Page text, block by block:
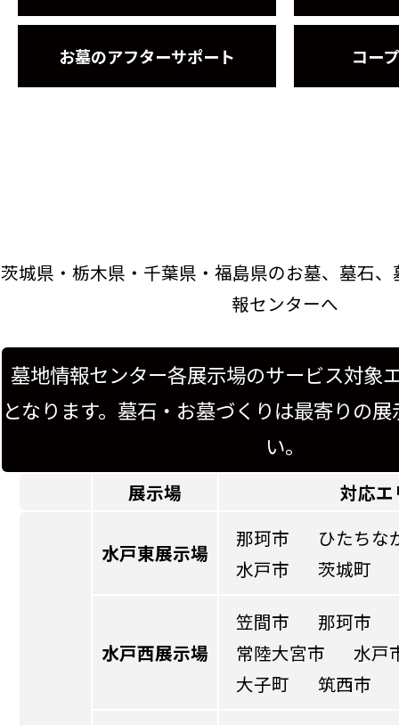
お墓のアフターサポート コー
茨城県・栃木県・千葉県・福島県のお墓、墓石
報センターへ
墓地情報センター各展示場のサービス対象
となります。墓石・お墓づくりは最寄りの
い。
展示場 対応エ
水戸東展示場
那珂市
ひたちな
水戸市
茨城町
水戸西展示場
笠間市
那珂市
常陸大宮市
水戸
大子町
筑西市